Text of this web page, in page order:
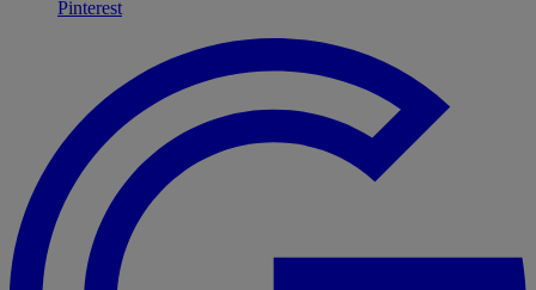
Pinterest